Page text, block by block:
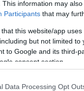
This information may
Participants that may
that this website/app
but not limited
to Google and its third-
consent section.
Data Processing Opt
tájképi kert neogótikus
húsz perc